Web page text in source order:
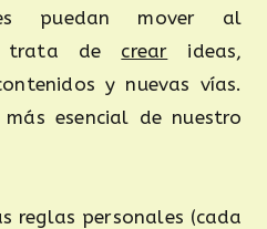
puedan mover al
trata de crear ideas,
y nuevas vías.
esencial de nuestro
reglas personales (cada